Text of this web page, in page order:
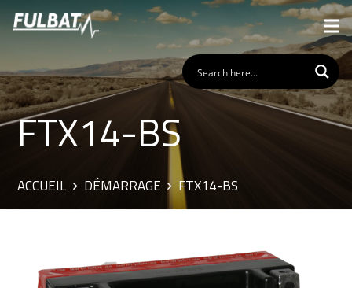
FTX14-BS
ACCUEIL DÉMARRAGE FTX14-BS